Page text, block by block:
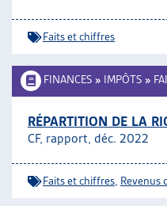
Faits et chiffres
FINANCES » IMPÔTS »
RÉPARTITION DE LA
CF, rapport, déc. 2022
Faits et chiffres Revenus